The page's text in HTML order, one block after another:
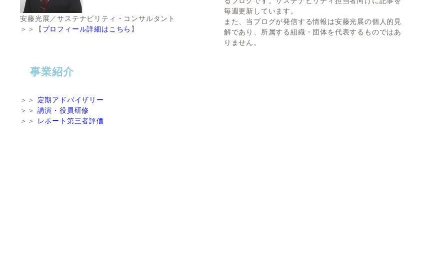
安藤光展／サステナビリティ・コンサルタント
＞＞【 プロフィール詳細はこちら 】
事業紹介
＞＞ 定期アドバイザリー
＞＞ 講演・役員研修
＞＞ レポート第三者評価
毎週更新しています。
また、当ブログが発信する情報は安藤光展の個人的見
解であり、所属する組織・団体を代表するものではあ
りません。